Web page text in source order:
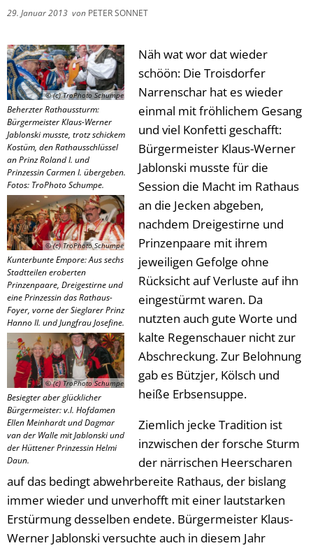
29. Januar 2013 von PETER SONNET
© (c) TroPhoto Schumpe
Beherzter Rathaussturm:
Bürgermeister Klaus-Werner
Jablonski musste, trotz schickem
Kostüm, den Rathausschlüssel
an Prinz Roland I. und
Prinzessin Carmen I. übergeben.
Fotos: TroPhoto Schumpe.
© (c) TroPhoto Schumpe
Kunterbunte Empore: Aus sechs
Stadtteilen eroberten
Prinzenpaare, Dreigestirne und
eine Prinzessin das Rathaus-
Foyer, vorne der Sieglarer Prinz
Hanno II. und Jungfrau Josefine.
© (c) TroPhoto Schumpe
Besiegter aber glücklicher
Bürgermeister: v.l. Hofdamen
Ellen Meinhardt und Dagmar
van der Walle mit Jablonski und
der Hüttener Prinzessin Helmi
Daun.
Näh wat wor dat wieder
schöön: Die Troisdorfer
Narrenschar hat es wieder
einmal mit fröhlichem Gesang
und viel Konfetti geschafft:
Bürgermeister Klaus-Werner
Jablonski musste für die
Session die Macht im Rathaus
an die Jecken abgeben,
nachdem Dreigestirne und
Prinzenpaare mit ihrem
jeweiligen Gefolge ohne
Rücksicht auf Verluste auf ihn
eingestürmt waren. Da
nutzten auch gute Worte und
kalte Regenschauer nicht zur
Abschreckung. Zur Belohnung
gab es Bützjer, Kölsch und
heiße Erbsensuppe.
Ziemlich jecke Tradition ist
inzwischen der forsche Sturm
der närrischen Heerscharen
auf das bedingt abwehrbereite Rathaus, der bislang
immer wieder und unverhofft mit einer lautstarken
Erstürmung desselben endete. Bürgermeister Klaus-
Werner Jablonski versuchte auch in diesem Jahr